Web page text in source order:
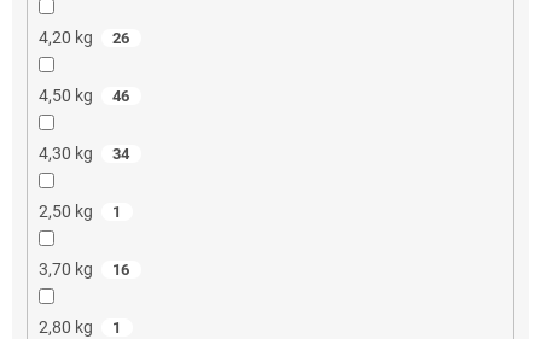
4,20 kg 26
4,50 kg 46
4,30 kg 34
2,50 kg 1
3,70 kg 16
2,80 kg 1